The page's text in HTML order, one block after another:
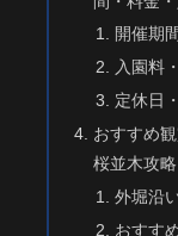
開催期
入園料
定休日
おすすめ
桜並木攻略
外堀沿
おすす